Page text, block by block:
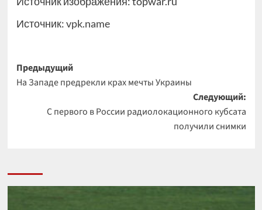
Источник:vpk.name
Навигация
записи
Предыдущий
На Западе предрекли крах мечты Украины
Следующий:
С первого в России радиолокационного кубсата
получили снимки